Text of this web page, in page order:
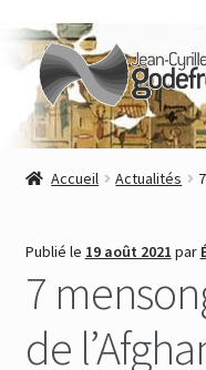
Aller
à
la
navigation
Aller
au
contenu
Accueil
Auteurs
Accueil Actualités
Publié le 19 août 2021 par
7
de